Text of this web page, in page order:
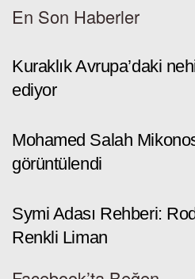
En Son Haberler
Kuraklık Avrupa’daki
ediyor
Mohamed Salah
görüntülendi
Symi Adası Rehberi:
Renkli Liman